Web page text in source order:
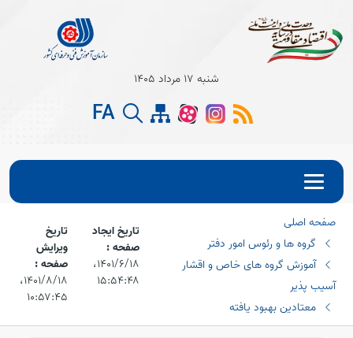
شنبه 17 مرداد 1405
FA
صفحه اصلی
گروه ها و رئوس امور دفتر
آموزش گروه های خاص و اقشار
آسیب پذیر
معتادین بهبود یافته
تاریخ ایجاد
صفحه :
۱۴۰۱/۶/۱۸،‏
۱۵:۵۴:۴۸
تاریخ
ویرایش
صفحه :
۱۴۰۱/۸/۱۸،‏
۱۰:۵۷:۴۵